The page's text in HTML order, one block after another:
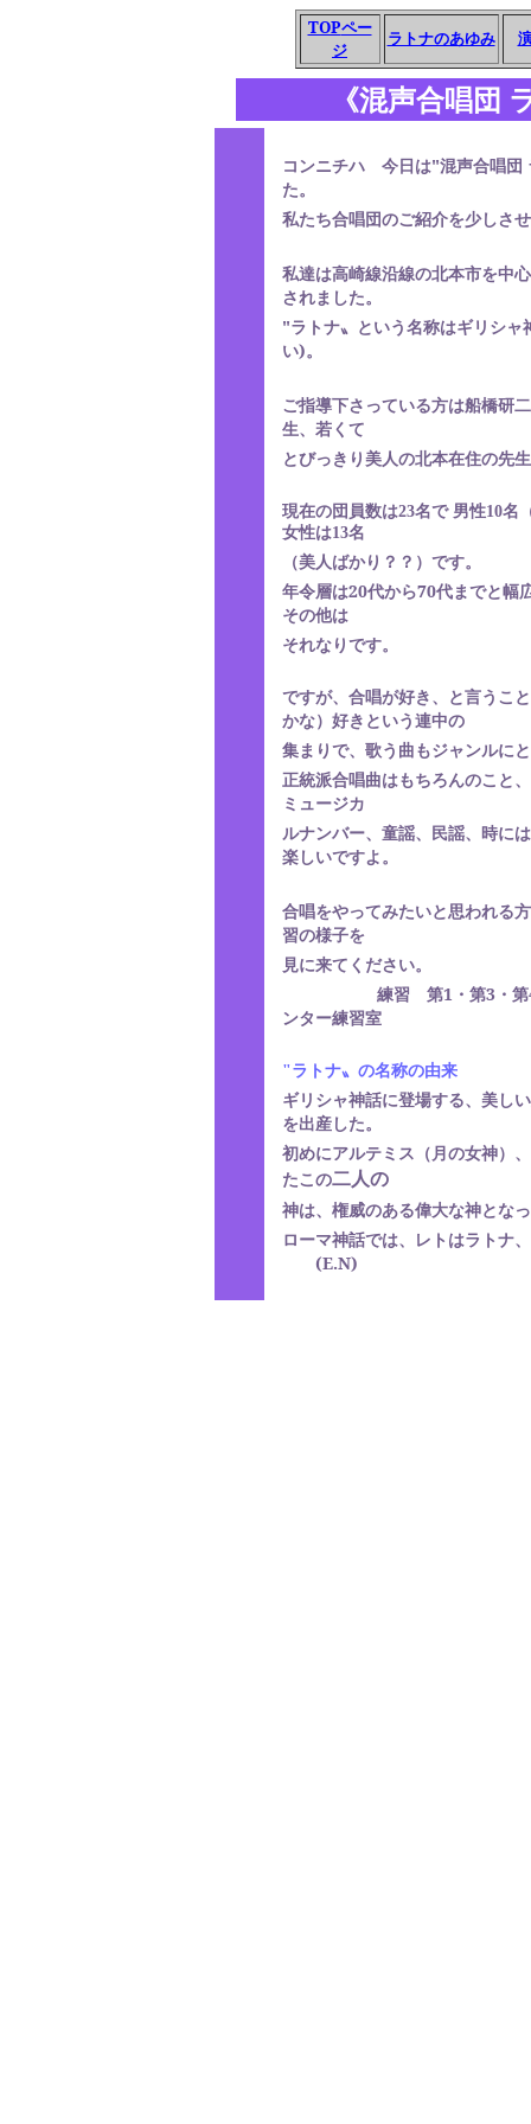
TOPペー
ジ
ラトナのあゆみ
《混声合唱団
コンニチハ 今日は"混声合唱団
た。
私たち合唱団のご紹介を少しさ
私達は高崎線沿線の北本市を中
されました。
"ラトナ〟という名称はギリシ
い)。
ご指導下さっている方は船橋研
生、若くて
とびっきり美人の北本在住の先
現在の団員数は23名で 男性10名
女性は13名
（美人ばかり？？）です。
年令層は20代から70代までと幅
その他は
それなりです。
ですが、合唱が好き、と言うこ
かな）好き という連中の
集まりで、歌う曲もジャンルに
正統派合唱曲はもちろんのこと
ミュージカ
ルナンバー、童謡、民謡、時に
楽しいですよ。
合唱をやってみたいと思われる
習の様子を
見に来てください。
練習 第1 ・第3 ・第
ンター練習室
" ラトナ〟の名称の由来
ギリシャ神話に登場する、美し
を出産した。
初めにアルテミス（月の女神）
たこの二人の
神は、権威のある偉大な神とな
ローマ神話では、レトはラトナ
(E.N)